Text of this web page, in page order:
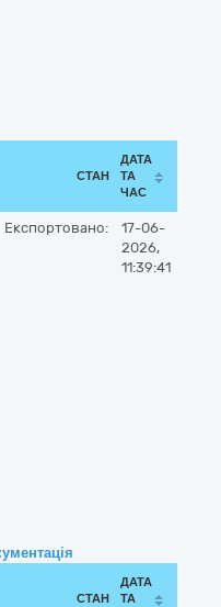
СТАН
ДАТА
ТА
ЧАС
Експортовано:
17-06-
2026,
11:39:41
СТАН
ДАТА
ТА